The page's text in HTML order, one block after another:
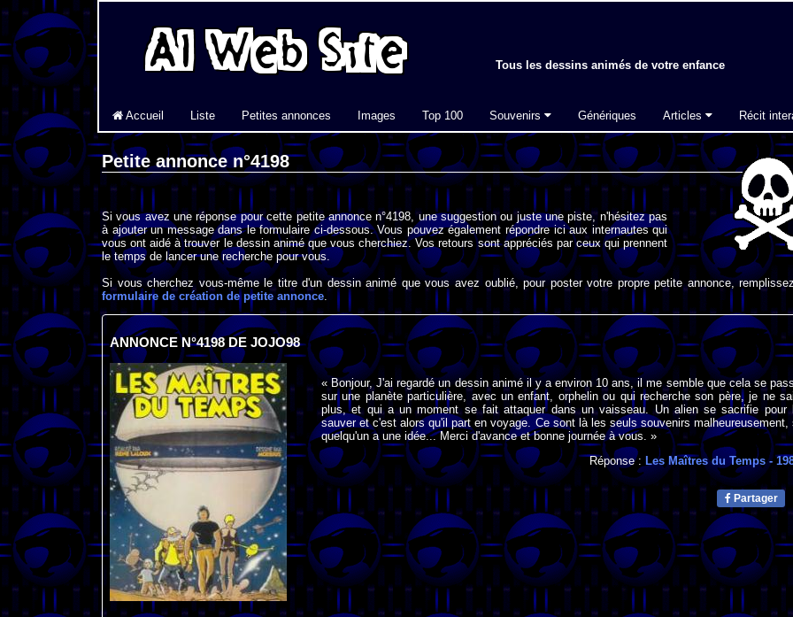
Tous les dessins animés de votre enfance
Accueil Liste Petites annonces Images Top 100 Souvenirs Génériques Articles Récit
Petite annonce n°4198
Si vous avez une réponse pour cette petite annonce n°4198, une suggestion ou juste une piste, n'hésitez pas
à ajouter un message dans le formulaire ci-dessous. Vous pouvez également répondre ici aux internautes qui
vous ont aidé à trouver le dessin animé que vous cherchiez. Vos retours sont appréciés par ceux qui prennent
le temps de lancer une recherche pour vous.
Si vous cherchez vous-même le titre d'un dessin animé que vous avez oublié, pour poster votre propre petite annonce,
formulaire de création de petite annonce.
ANNONCE N°4198 DE JOJO98
« Bonjour, J'ai regardé un dessin animé il y a environ 10 ans, il me semble que cela se
sur une planète particulière, avec un enfant, orphelin ou qui recherche son père, je ne
plus, et qui a un moment se fait attaquer dans un vaisseau. Un alien se sacrifie pour
sauver et c'est alors qu'il part en voyage. Ce sont là les seuls souvenirs malheureusement,
quelqu'un a une idée... Merci d'avance et bonne journée à vous. »
Réponse : Les Maîtres du Temps-
Partager